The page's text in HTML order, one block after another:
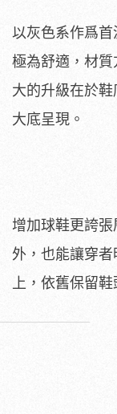
以灰色系作爲
極為舒適，材
大的升級在於
大底呈現。
增加球鞋更誇
外，也能讓穿
上，依舊保留鞋